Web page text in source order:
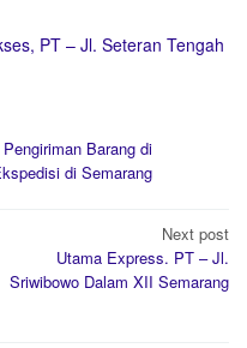
PT – Jl. Seteran Tengah
Barang di
di Semarang
Next post
Utama Express. PT – Jl.
Sriwibowo Dalam XII Semarang